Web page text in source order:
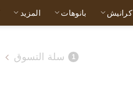
كرانيش بانوهات المزيد
1 سلة التسوق